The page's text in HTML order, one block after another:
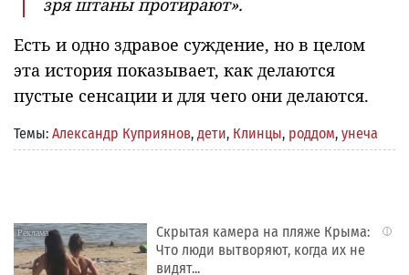
зря штаны протирают».
Есть и одно здравое суждение, но в целом
эта история показывает, как делаются
пустые сенсации и для чего они делаются.
Темы: Александр Куприянов, дети, Клинцы, роддом, унеча
i
Скрытая камера на пляже Крыма:
Что люди вытворяют, когда их не
видят...